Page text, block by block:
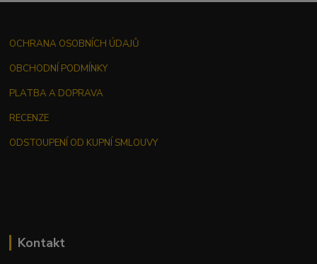
OCHRANA OSOBNÍCH ÚDAJŮ
OBCHODNÍ PODMÍNKY
PLATBA A DOPRAVA
RECENZE
ODSTOUPENÍ OD KUPNÍ SMLOUVY
Kontakt